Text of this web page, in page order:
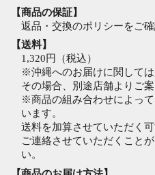
【商品の保証】
返品・交換のポリシーをご確
【送料】
1,320円（税込）
※沖縄へのお届けに関しては
その場合、別途店舗よりご案
※商品の組み合わせによっ
います。
送料を加算させていただく
ご連絡させていただくこと
い。